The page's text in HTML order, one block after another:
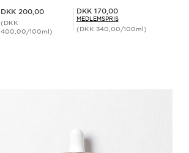
DKK 200,00
(DKK
400,00/100ml)
Medlemspris DKK 170,00
DKK 170,00
MEDLEMSPRIS
(DKK 340,00/100ml)